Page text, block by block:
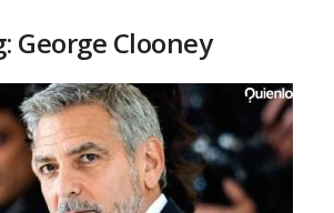
George Clooney